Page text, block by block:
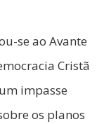
se ao Avante
Cristã
impasse
os planos